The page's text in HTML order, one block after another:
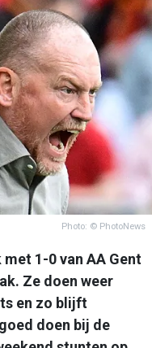
Photo: © PhotoNews
1-0 van AA Gent
Ze doen weer
en zo blijft
doen bij de